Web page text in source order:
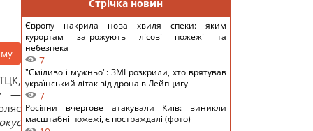
—
Стрічка новин
Європу накрила нова хвиля спеки: яким
курортам загрожують лісові пожежі та
небезпека
7
"Сміливо і мужньо": ЗМІ розкрили, хто врятував
український літак від дрона в Лейпцигу
7
Росіяни вчергове атакували Київ: виникли
масштабні пожежі, є постраждалі (фото)